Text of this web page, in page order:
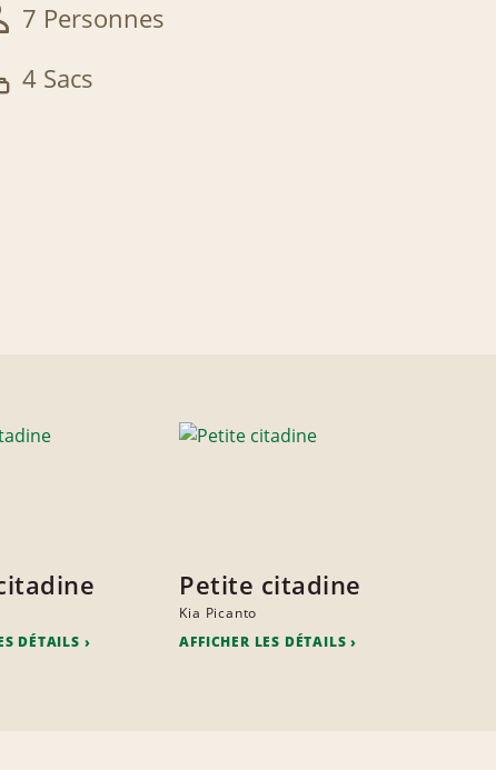
7 Personnes
4 Sacs
DÉTAILS
Petite citadine
Kia Picanto
AFFICHER LES DÉTAILS